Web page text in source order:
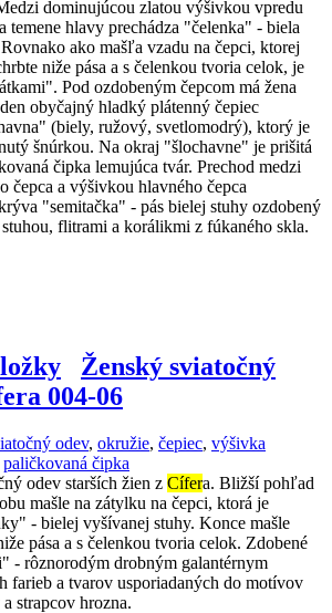
dominujúcou zlatou výšivkou vpredu
temene hlavy prechádza "čelenka" - biela
ako mašľa vzadu na čepci, ktorej
niže pása a s čelenkou tvoria celok, je
Pod ozdobeným čepcom má žena
obyčajný hladký plátenný čepiec
(biely, ružový, svetlomodrý), ktorý je
šnúrkou. Na okraj "šlochavne" je prišitá
čipka lemujúca tvár. Prechod medzi
čepca a výšivkou hlavného čepca
"semitačka" - pás bielej stuhy ozdobený
flitrami a korálikmi z fúkaného skla.
Ženský sviatočný
004-06
odev, okružie, čepiec, výšivka
paličkovaná čipka
odev starších žien z Cífera. Bližší pohľad
mašle na zátylku na čepci, ktorá je
- bielej vyšívanej stuhy. Konce mašle
pása a s čelenkou tvoria celok. Zdobené
- rôznorodým drobným galantérnym
farieb a tvarov usporiadaných do motívov
strapcov hrozna.